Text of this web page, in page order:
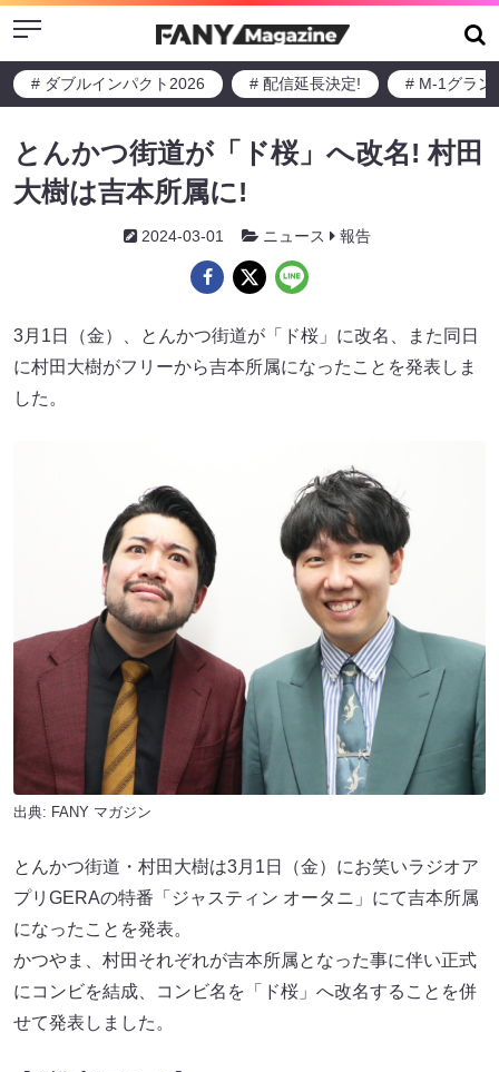
Menu
# ダブルインパクト2026 # 配信延長決定! # M-1グラン
とんかつ街道が「ド桜」へ改名! 村田
大樹は吉本所属に!
2024-03-01 ニュース 報告
3月1日（金）、とんかつ街道が「ド桜」に改名、また同日
に村田大樹がフリーから吉本所属になったことを発表しま
した。
出典: FANY マガジン
とんかつ街道・村田大樹は3月1日（金）にお笑いラジオア
プリGERAの特番「ジャスティン オータニ」にて吉本所属
になったことを発表。
かつやま、村田それぞれが吉本所属となった事に伴い正式
にコンビを結成、コンビ名を「ド桜」へ改名することを併
せて発表しました。